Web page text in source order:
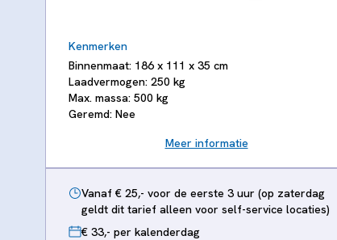
Kenmerken
Binnenmaat: 186 x 111 x 35 cm
Laadvermogen: 250 kg
Max. massa: 500 kg
Geremd: Nee
Meer informatie
Vanaf € 25,- voor de eerste 3 uur (op zaterdag
geldt dit tarief alleen voor self-service locaties)
€ 33,- per kalenderdag